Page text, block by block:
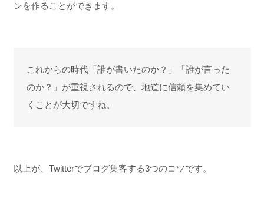
ンを作ることができます。
これからの時代「誰が書いたのか？」「誰が言った
のか？」が重視されるので、地道に信頼を集めてい
くことが大切ですね。
以上が、Twitterでブログ集客する3つのコツです。